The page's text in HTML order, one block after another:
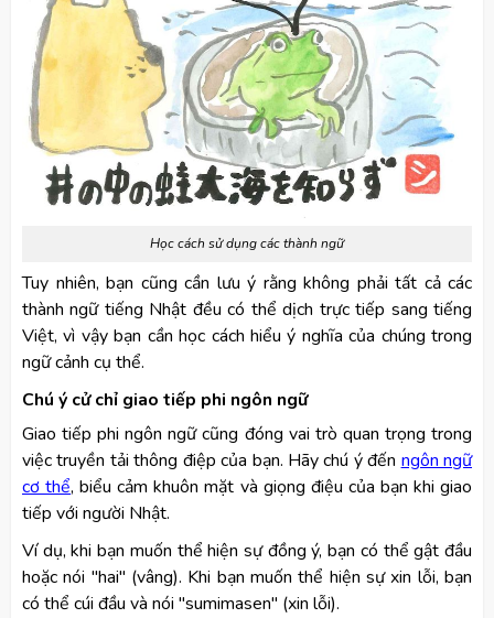
Học cách sử dụng các thành ngữ
Tuy nhiên, bạn cũng cần lưu ý rằng không phải tất cả các
thành ngữ tiếng Nhật đều có thể dịch trực tiếp sang tiếng
Việt, vì vậy bạn cần học cách hiểu ý nghĩa của chúng trong
ngữ cảnh cụ thể.
Chú ý cử chỉ giao tiếp phi ngôn ngữ
Giao tiếp phi ngôn ngữ cũng đóng vai trò quan trọng trong
việc truyền tải thông điệp của bạn. Hãy chú ý đến ngôn ngữ
cơ thể, biểu cảm khuôn mặt và giọng điệu của bạn khi giao
tiếp với người Nhật.
Ví dụ, khi bạn muốn thể hiện sự đồng ý, bạn có thể gật đầu
hoặc nói "hai" (vâng). Khi bạn muốn thể hiện sự xin lỗi, bạn
có thể cúi đầu và nói "sumimasen" (xin lỗi).